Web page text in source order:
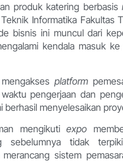
produk katering berbasis
Informatika Fakultas
bisnis ini muncul dari
kendala masuk ke
platform
pengerjaan dan
menyelesaikan
mengikuti expo
sebelumnya tidak
sistem